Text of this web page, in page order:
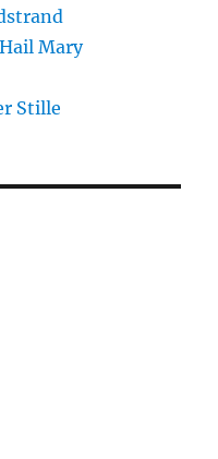
Mary
Stille